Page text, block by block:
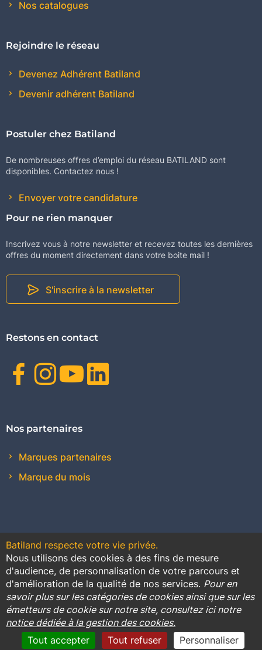
Nos catalogues
Rejoindre le réseau
Devenez Adhérent Batiland
Devenir adhérent Batiland
Postuler chez Batiland
De nombreuses offres d’emploi du réseau BATILAND sont
disponibles. Contactez nous !
Envoyer votre candidature
Pour ne rien manquer
Inscrivez vous à notre newsletter et recevez toutes les dernières
offres du moment directement dans votre boite mail !
S'inscrire à la newsletter
Restons en contact
Facebook
Instagram
Youtube
Nos partenaires
Marques partenaires
Marque du mois
Contact Conditions générales de vente
Promotions
Règlement général sur la protection des données
Cookies Mentions légales
Batiland respecte votre vie privée.
Nous utilisons des cookies à des fins de mesure
d'audience, de personnalisation de votre parcours et
d'amélioration de la qualité de nos services. Pour en
savoir plus sur les catégories de cookies ainsi que sur les
émetteurs de cookie sur notre site, consultez ici notre
notice dédiée à la gestion des cookies.
Tout accepter
Tout refuser Personnaliser